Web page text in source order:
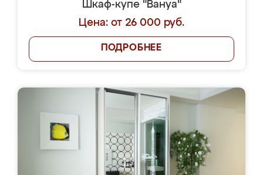
Шкаф-купе "Вануа"
Цена: от 26 000 руб.
ПОДРОБНЕЕ